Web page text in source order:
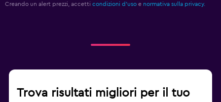
Creando un alert prezzi, accetti condizioni d'uso e normativa sulla privacy.
Trova risultati migliori per il tuo